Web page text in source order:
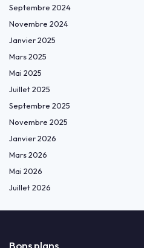
Septembre 2024
Novembre 2024
Janvier 2025
Mars 2025
Mai 2025
Juillet 2025
Septembre 2025
Novembre 2025
Janvier 2026
Mars 2026
Mai 2026
Juillet 2026